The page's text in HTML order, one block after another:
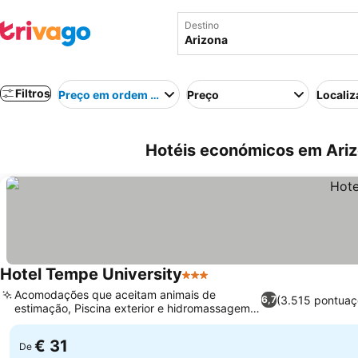
Destino
Filtros Preço em ordem crescentePreço
Hotéis económicos em
Hotel Tempe University3 Estrelas
6,7(3.515
Acomodações que aceitam animais de
estimação, Piscina exterior e hidromassagem
relaxante
De € 31